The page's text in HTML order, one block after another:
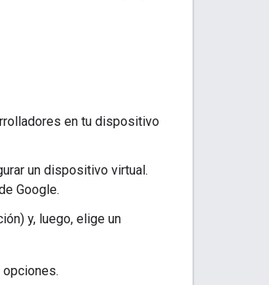
en tu dispositivo
un dispositivo virtual.
Google.
y, luego, elige un
opciones.